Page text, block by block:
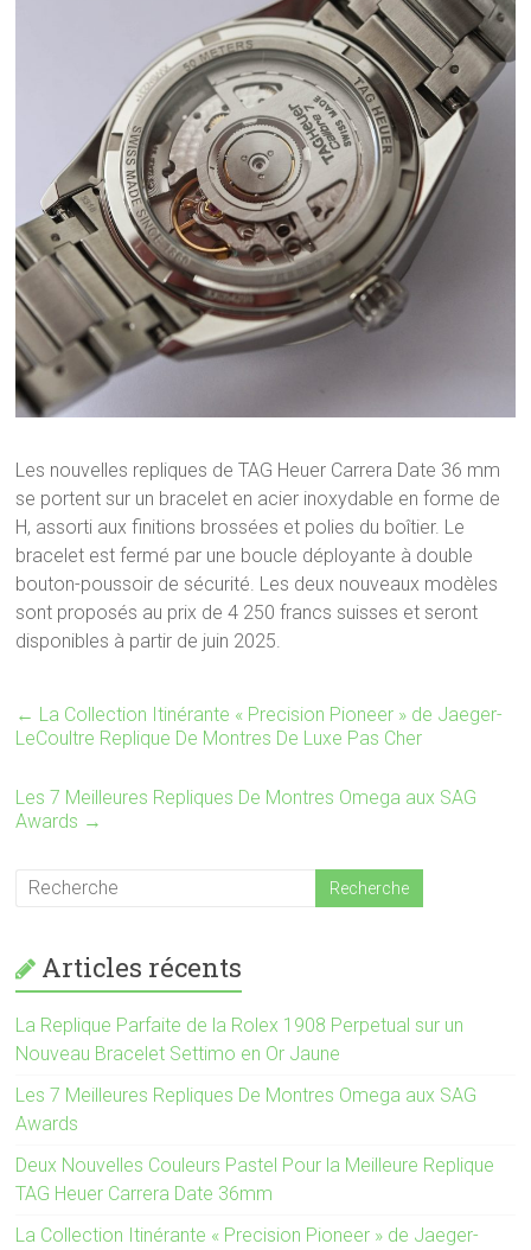
Les nouvelles repliques de TAG Heuer Carrera Date 36 mm
se portent sur un bracelet en acier inoxydable en forme de
H, assorti aux finitions brossées et polies du boîtier. Le
bracelet est fermé par une boucle déployante à double
bouton-poussoir de sécurité. Les deux nouveaux modèles
sont proposés au prix de 4 250 francs suisses et seront
disponibles à partir de juin 2025.
← La Collection Itinérante « Precision Pioneer » de Jaeger-
LeCoultre Replique De Montres De Luxe Pas Cher
Les 7 Meilleures Repliques De Montres Omega aux SAG
Awards →
Articles récents
La Replique Parfaite de la Rolex 1908 Perpetual sur un
Nouveau Bracelet Settimo en Or Jaune
Les 7 Meilleures Repliques De Montres Omega aux SAG
Awards
Deux Nouvelles Couleurs Pastel Pour la Meilleure Replique
TAG Heuer Carrera Date 36mm
La Collection Itinérante « Precision Pioneer » de Jaeger-